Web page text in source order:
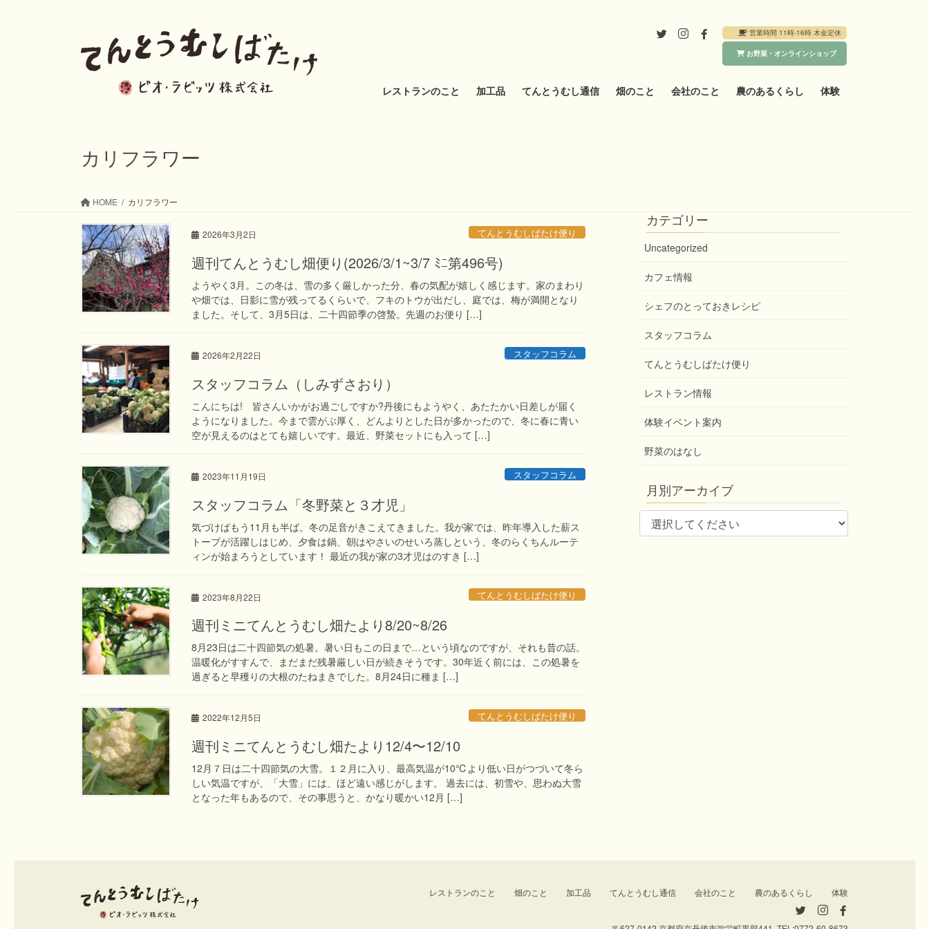
営業時間 11時-16時 木金定休
お野菜・オンラインショップ
レストランのこと 加工品 てんとうむし通信 畑のこと 会社のこと 農のあるくらし 体験
カリフラワー
HOME カリフラワー
2026年3月2日 てんとうむしばたけ便り
週刊てんとうむし畑便り(2026/3/1~3/7 ﾐﾆ第496号)
ようやく3月。この冬は、雪の多く厳しかった分、春の気配が嬉しく感じます。家のまわり
や畑では、日影に雪が残ってるくらいで、フキのトウが出だし、庭では、梅が満開となり
ました。そして、3月5日は、二十四節季の啓蟄。先週のお便り […]
2026年2月22日 スタッフコラム
スタッフコラム（しみずさおり）
こんにちは! 皆さんいかがお過ごしですか?丹後にもようやく、あたたかい日差しが届く
ようになりました。今まで雲がぶ厚く、どんよりとした日が多かったので、冬に春に青い
空が見えるのはとても嬉しいです。最近、野菜セットにも入って […]
2023年11月19日 スタッフコラム
スタッフコラム「冬野菜と３才児」
気づけばもう11月も半ば。冬の足音がきこえてきました。我が家では、昨年導入した薪ス
トーブが活躍しはじめ、夕食は鍋、朝はやさいのせいろ蒸しという、冬のらくちんルーテ
ィンが始まろうとしています！ 最近の我が家の3才児はのすき […]
2023年8月22日 てんとうむしばたけ便り
週刊ミニてんとうむし畑たより8/20~8/26
8月23日は二十四節気の処暑。暑い日もこの日まで…という頃なのですが、それも昔の話。
温暖化がすすんで、まだまだ残暑厳しい日が続きそうです。30年近く前には、この処暑を
過ぎると早穫りの大根のたねまきでした。8月24日に種ま […]
2022年12月5日 てんとうむしばたけ便り
週刊ミニてんとうむし畑たより12/4〜12/10
12月７日は二十四節気の大雪。１２月に入り、最高気温が10℃より低い日がつづいて冬ら
しい気温ですが、「大雪」には、ほど遠い感じがします。 過去には、初雪や、思わぬ大雪
となった年もあるので、その事思うと、かなり暖かい12月 […]
カテゴリー
Uncategorized
カフェ情報
シェフのとっておきレシピ
スタッフコラム
てんとうむしばたけ便り
レストラン情報
体験イベント案内
野菜のはなし
月別アーカイブ
レストランのこと 畑のこと 加工品 てんとうむし通信 会社のこと 農のあるくらし 体験